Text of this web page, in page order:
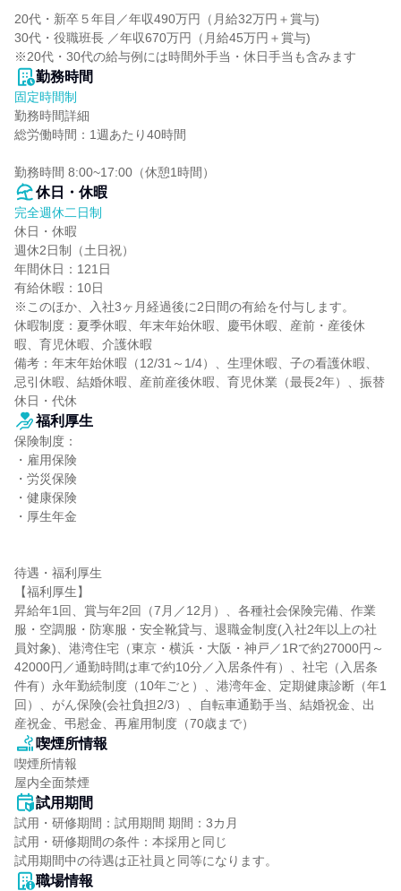
20代・新卒５年目／年収490万円（月給32万円＋賞与)
30代・役職班長 ／年収670万円（月給45万円＋賞与)
※20代・30代の給与例には時間外手当・休日手当も含みます
勤務時間
固定時間制
勤務時間詳細
総労働時間：1週あたり40時間
勤務時間 8:00~17:00（休憩1時間）
休日・休暇
完全週休二日制
休日・休暇
週休2日制（土日祝）
年間休日：121日
有給休暇：10日
※このほか、入社3ヶ月経過後に2日間の有給を付与します。
休暇制度：夏季休暇、年末年始休暇、慶弔休暇、産前・産後休
暇、育児休暇、介護休暇
備考：年末年始休暇（12/31～1/4）、生理休暇、子の看護休暇、
忌引休暇、結婚休暇、産前産後休暇、育児休業（最長2年）、振替
休日・代休
福利厚生
保険制度：
・雇用保険
・労災保険
・健康保険
・厚生年金
待遇・福利厚生
【福利厚生】
昇給年1回、賞与年2回（7月／12月）、各種社会保険完備、作業
服・空調服・防寒服・安全靴貸与、退職金制度(入社2年以上の社
員対象)、港湾住宅（東京・横浜・大阪・神戸／1Rで約27000円～
42000円／通勤時間は車で約10分／入居条件有）、社宅（入居条
件有）永年勤続制度（10年ごと）、港湾年金、定期健康診断（年1
回）、がん保険(会社負担2/3）、自転車通勤手当、結婚祝金、出
産祝金、弔慰金、再雇用制度（70歳まで）
喫煙所情報
喫煙所情報
屋内全面禁煙
試用期間
試用・研修期間：試用期間 期間：3カ月
試用・研修期間の条件：本採用と同じ
職場情報